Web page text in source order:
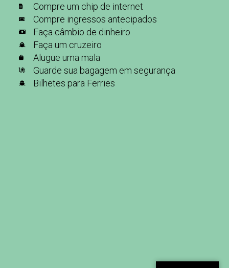
Compre um chip de internet
Compre ingressos antecipados
Faça câmbio de dinheiro
Faça um cruzeiro
Alugue uma mala
Guarde sua bagagem em segurança
Bilhetes para Ferries